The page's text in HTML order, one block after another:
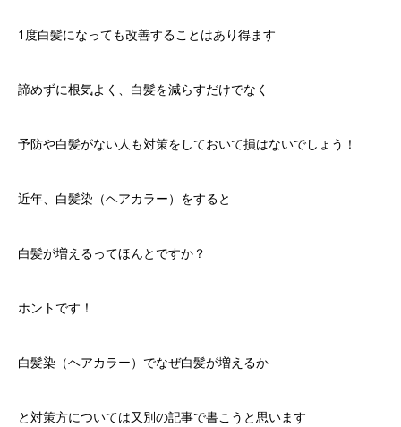
1 度白髪になっても改善することはあり得ます
諦めずに根気よく、白髪を減らすだけでなく
予防や白髪がない人も対策をしておいて損はないでしょう！
近年、白髪染（ヘアカラー）をすると
白髪が増えるってほんとですか？
ホントです！
白髪染（ヘアカラー）でなぜ白髪が増えるか
と対策方については又別の記事で書こうと思います